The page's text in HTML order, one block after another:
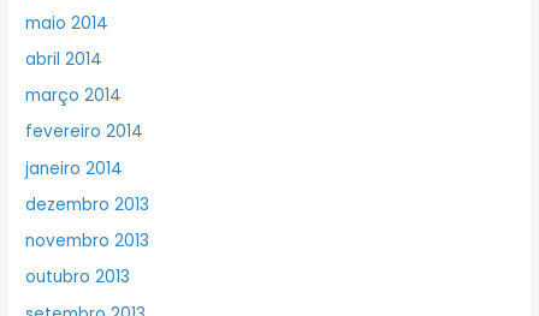
maio 2014
abril 2014
março 2014
fevereiro 2014
janeiro 2014
dezembro 2013
novembro 2013
outubro 2013